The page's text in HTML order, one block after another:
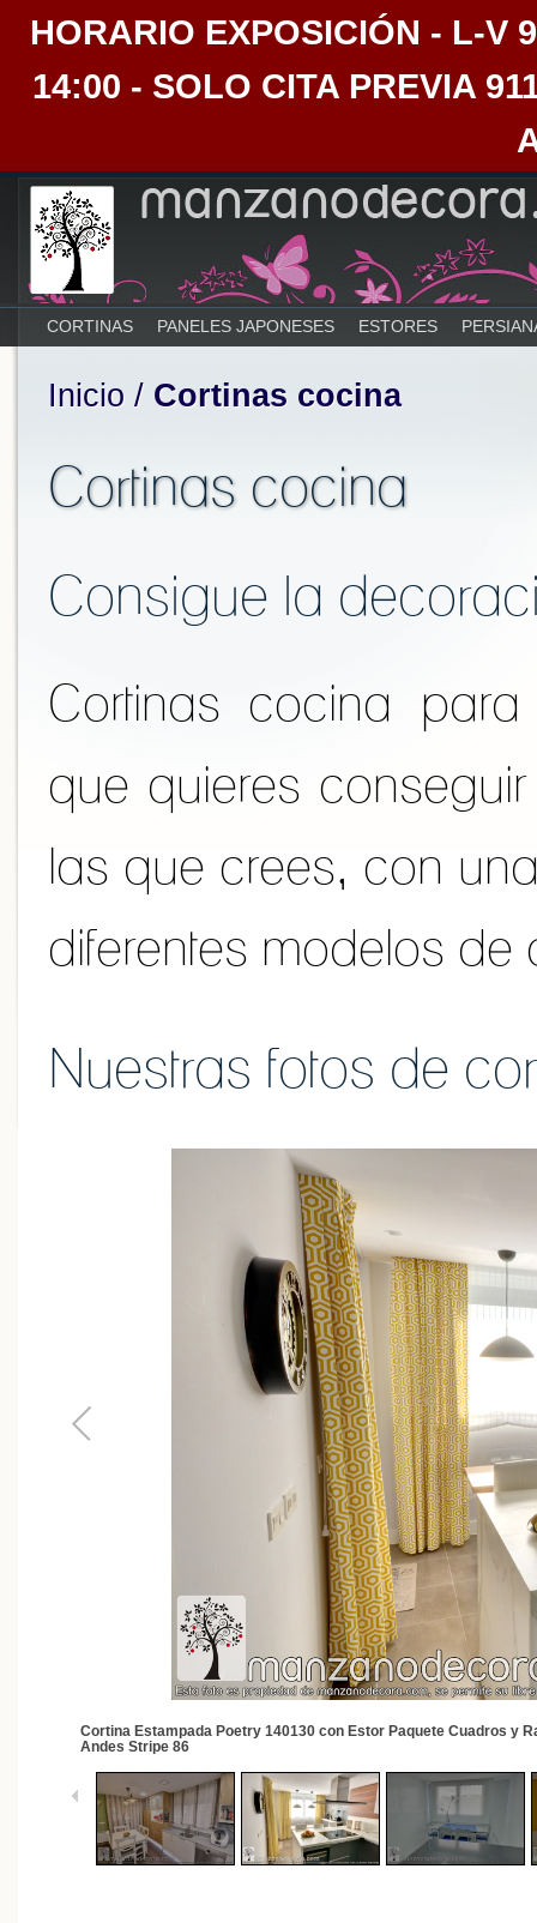
HORARIO EXPOSICIÓN - L-V
14:00 - SOLO CITA PREVIA
CORTINAS PANELES JAPONESES ESTORES
Inicio / Cortinas cocina
Cortinas cocina
Consigue la
Cortinas cocina
que quieres
las que crees, con
diferentes modelos
Nuestras fotos de
Cortina Estampada Poetry 140130 con Estor Paquete Cuadros y
Andes Stripe 86